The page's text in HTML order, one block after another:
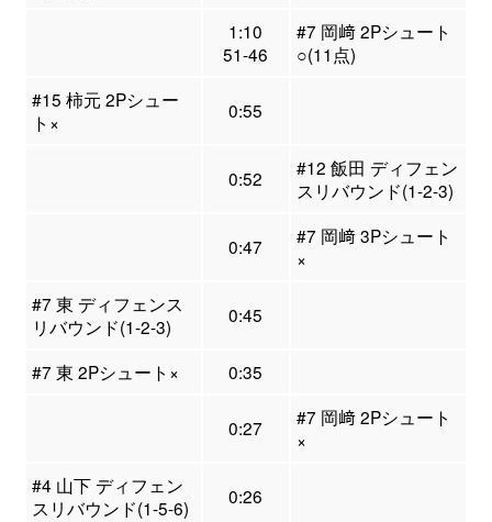
1:10
51-46
#7 岡﨑 2Pシュート
○(11点)
#15 柿元 2Pシュー
ト×
0:55
0:52
#12 飯田 ディフェン
スリバウンド(1-2-3)
0:47
#7 岡﨑 3Pシュート
×
#7 東 ディフェンス
リバウンド(1-2-3)
0:45
#7 東 2Pシュート× 0:35
0:27
#7 岡﨑 2Pシュート
×
#4 山下 ディフェン
スリバウンド(1-5-6)
0:26